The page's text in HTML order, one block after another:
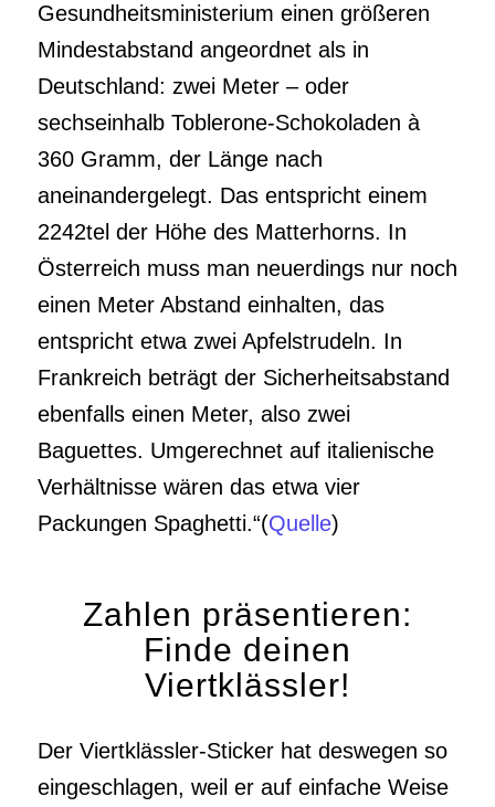
Gesundheitsministerium einen größeren
Mindestabstand angeordnet als in
Deutschland: zwei Meter – oder
sechseinhalb Toblerone-Schokoladen à
360 Gramm, der Länge nach
aneinandergelegt. Das entspricht einem
2242tel der Höhe des Matterhorns. In
Österreich muss man neuerdings nur noch
einen Meter Abstand einhalten, das
entspricht etwa zwei Apfelstrudeln. In
Frankreich beträgt der Sicherheitsabstand
ebenfalls einen Meter, also zwei
Baguettes. Umgerechnet auf italienische
Verhältnisse wären das etwa vier
Packungen Spaghetti.“(Quelle)
Zahlen präsentieren:
Finde deinen
Viertklässler!
Der Viertklässler-Sticker hat deswegen so
eingeschlagen, weil er auf einfache Weise